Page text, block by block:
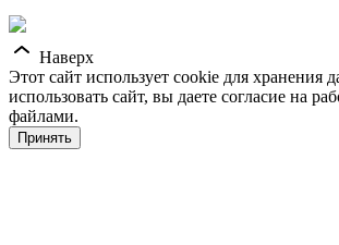
Наверх
Этот сайт использует cookie для хранения
использовать сайт, вы даете согласие на
файлами.
Принять